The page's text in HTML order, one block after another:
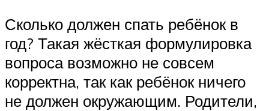
Сколько должен спать ребёнок в
год? Такая жёсткая формулировка
вопроса возможно не совсем
корректна, так как ребёнок ничего
не должен окружающим. Родители,